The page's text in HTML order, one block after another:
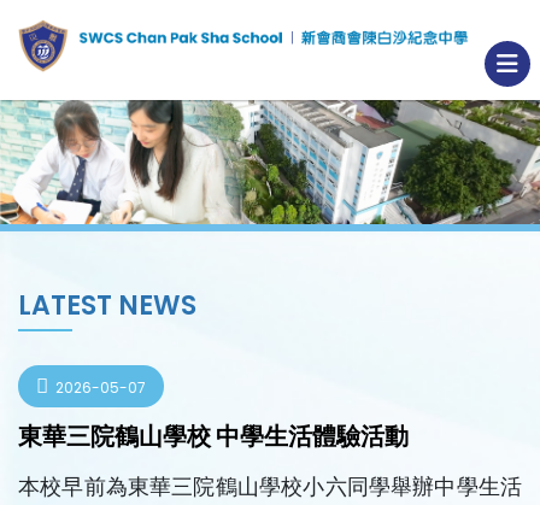
LATEST NEWS
2026-05-07
東華三院鶴山學校 中學生活體驗活動
本校早前為東華三院鶴山學校小六同學舉辦中學生活